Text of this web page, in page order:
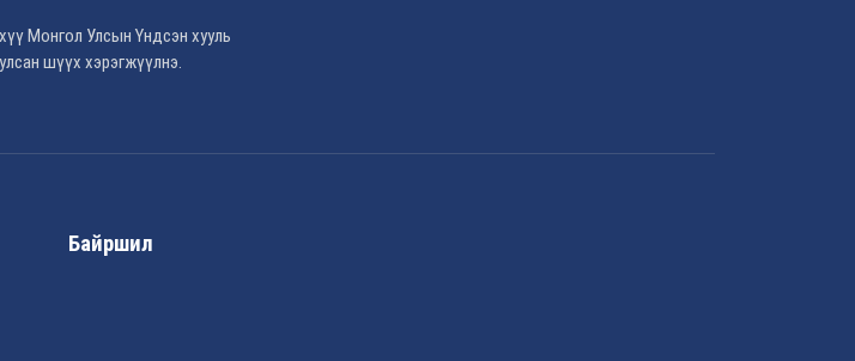
Монгол Улсын Үндсэн хууль
шүүх хэрэгжүүлнэ.
Байршил